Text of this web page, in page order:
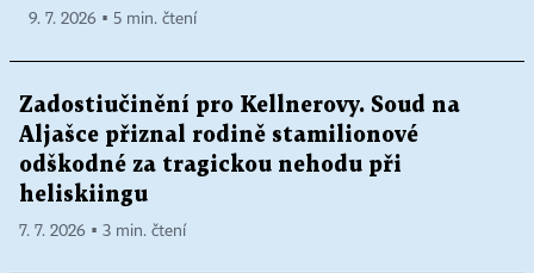
9. 7. 2026 ▪ 5 min. čtení
Zadostiučinění pro Kellnerovy. Soud na
Aljašce přiznal rodině stamilionové
odškodné za tragickou nehodu při
heliskiingu
7. 7. 2026 ▪ 3 min. čtení